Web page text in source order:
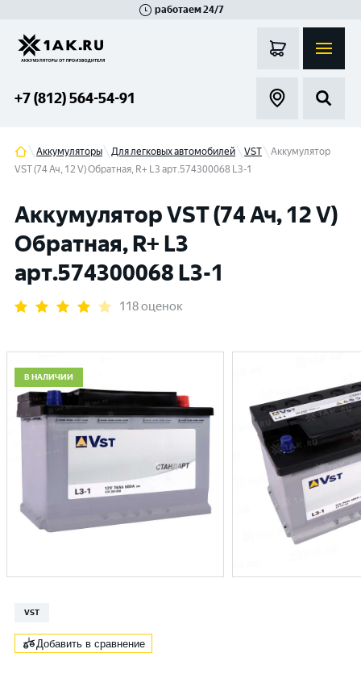
работаем 24/7
+7 (812) 564-54-91
Аккумуляторы Для легковых автомобилей VST
Аккумулятор
VST (74 Ач, 12 V) Обратная, R+ L3 арт.574300068 L3-1
Аккумулятор VST (74 Ач, 12 V)
Обратная, R+ L3
арт.574300068 L3-1
118 оценок
В НАЛИЧИИ
VST
Добавить в сравнение
Гатчина